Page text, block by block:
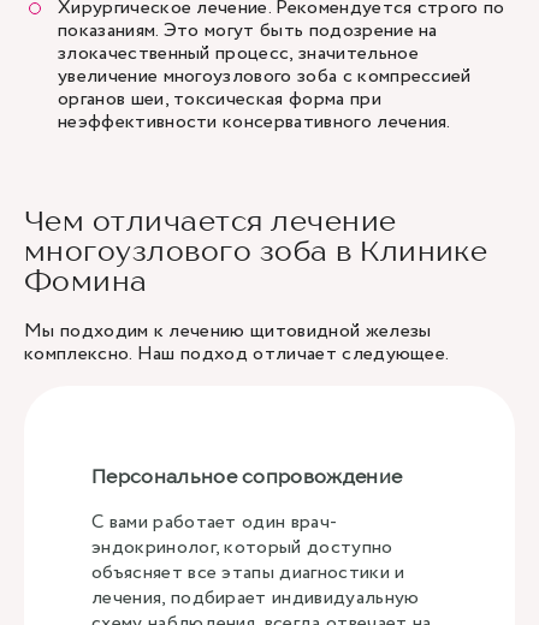
Хирургическое лечение. Рекомендуется строго по
показаниям. Это могут быть подозрение на
злокачественный процесс, значительное
увеличение многоузлового зоба с компрессией
органов шеи, токсическая форма при
неэффективности консервативного лечения.
Чем отличается лечение
многоузлового зоба в Клинике
Фомина
Мы подходим к лечению щитовидной железы
комплексно. Наш подход отличает следующее.
Персональное сопровождение
С вами работает один врач-
эндокринолог, который доступно
объясняет все этапы диагностики и
лечения, подбирает индивидуальную